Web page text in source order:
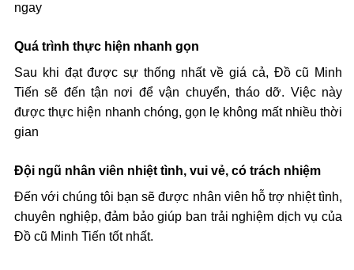
ngay
Quá trình thực hiện nhanh gọn
Sau khi đạt được sự thống nhất về giá cả, Đồ cũ Minh
Tiến sẽ đến tận nơi để vận chuyển, tháo dỡ. Việc này
được thực hiện nhanh chóng, gọn lẹ không mất nhiều thời
gian
Đội ngũ nhân viên nhiệt tình, vui vẻ, có trách nhiệm
Đến với chúng tôi bạn sẽ được nhân viên hỗ trợ nhiệt tình,
chuyên nghiệp, đảm bảo giúp ban trải nghiệm dịch vụ của
Đồ cũ Minh Tiến tốt nhất.